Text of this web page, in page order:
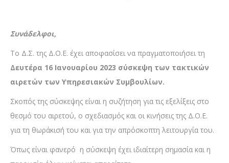
Συνάδελφοι,
Το Δ.Σ. της Δ.Ο.Ε. έχει αποφασίσει να πραγματοποιήσει τη
Δευτέρα 16 Ιανουαρίου 2023 σύσκεψη των τακτικών
αιρετών των Υπηρεσιακών Συμβουλίων.
Σκοπός της σύσκεψης είναι η συζήτηση για τις εξελίξεις στο
θεσμό του αιρετού, ο σχεδιασμός και οι κινήσεις της Δ.Ο.Ε.
για τη θωράκισή του και για την απρόσκοπτη λειτουργία του.
Όπως είναι φανερό η σύσκεψη έχει ιδιαίτερη σημασία και η